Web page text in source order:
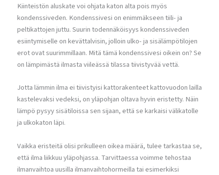
Kiinteistön aluskate voi ohjata katon alta pois myös
kondenssiveden. Kondenssivesi on enimmäkseen tiili- ja
peltikattojen juttu. Suurin todennäköisyys kondenssiveden
esiintymiselle on kevättalvisin, jolloin ulko- ja sisälämpötilojen
erot ovat suurimmillaan. Mitä tämä kondenssivesi oikein on? Se
on lämpimästä ilmasta viileässä tilassa tiivistyvää vettä.
Jotta lämmin ilma ei tiivistyisi kattorakenteet kattovuodon lailla
kastelevaksi vedeksi, on yläpohjan oltava hyvin eristetty. Näin
lämpö pysyy sisätiloissa sen sijaan, että se karkaisi välikatolle
ja ulkokaton läpi.
Vaikka eristeitä olisi prikulleen oikea määrä, tulee tarkastaa se,
että ilma liikkuu yläpohjassa. Tarvittaessa voimme tehostaa
ilmanvaihtoa uusilla ilmanvaihtohormeilla tai esimerkiksi